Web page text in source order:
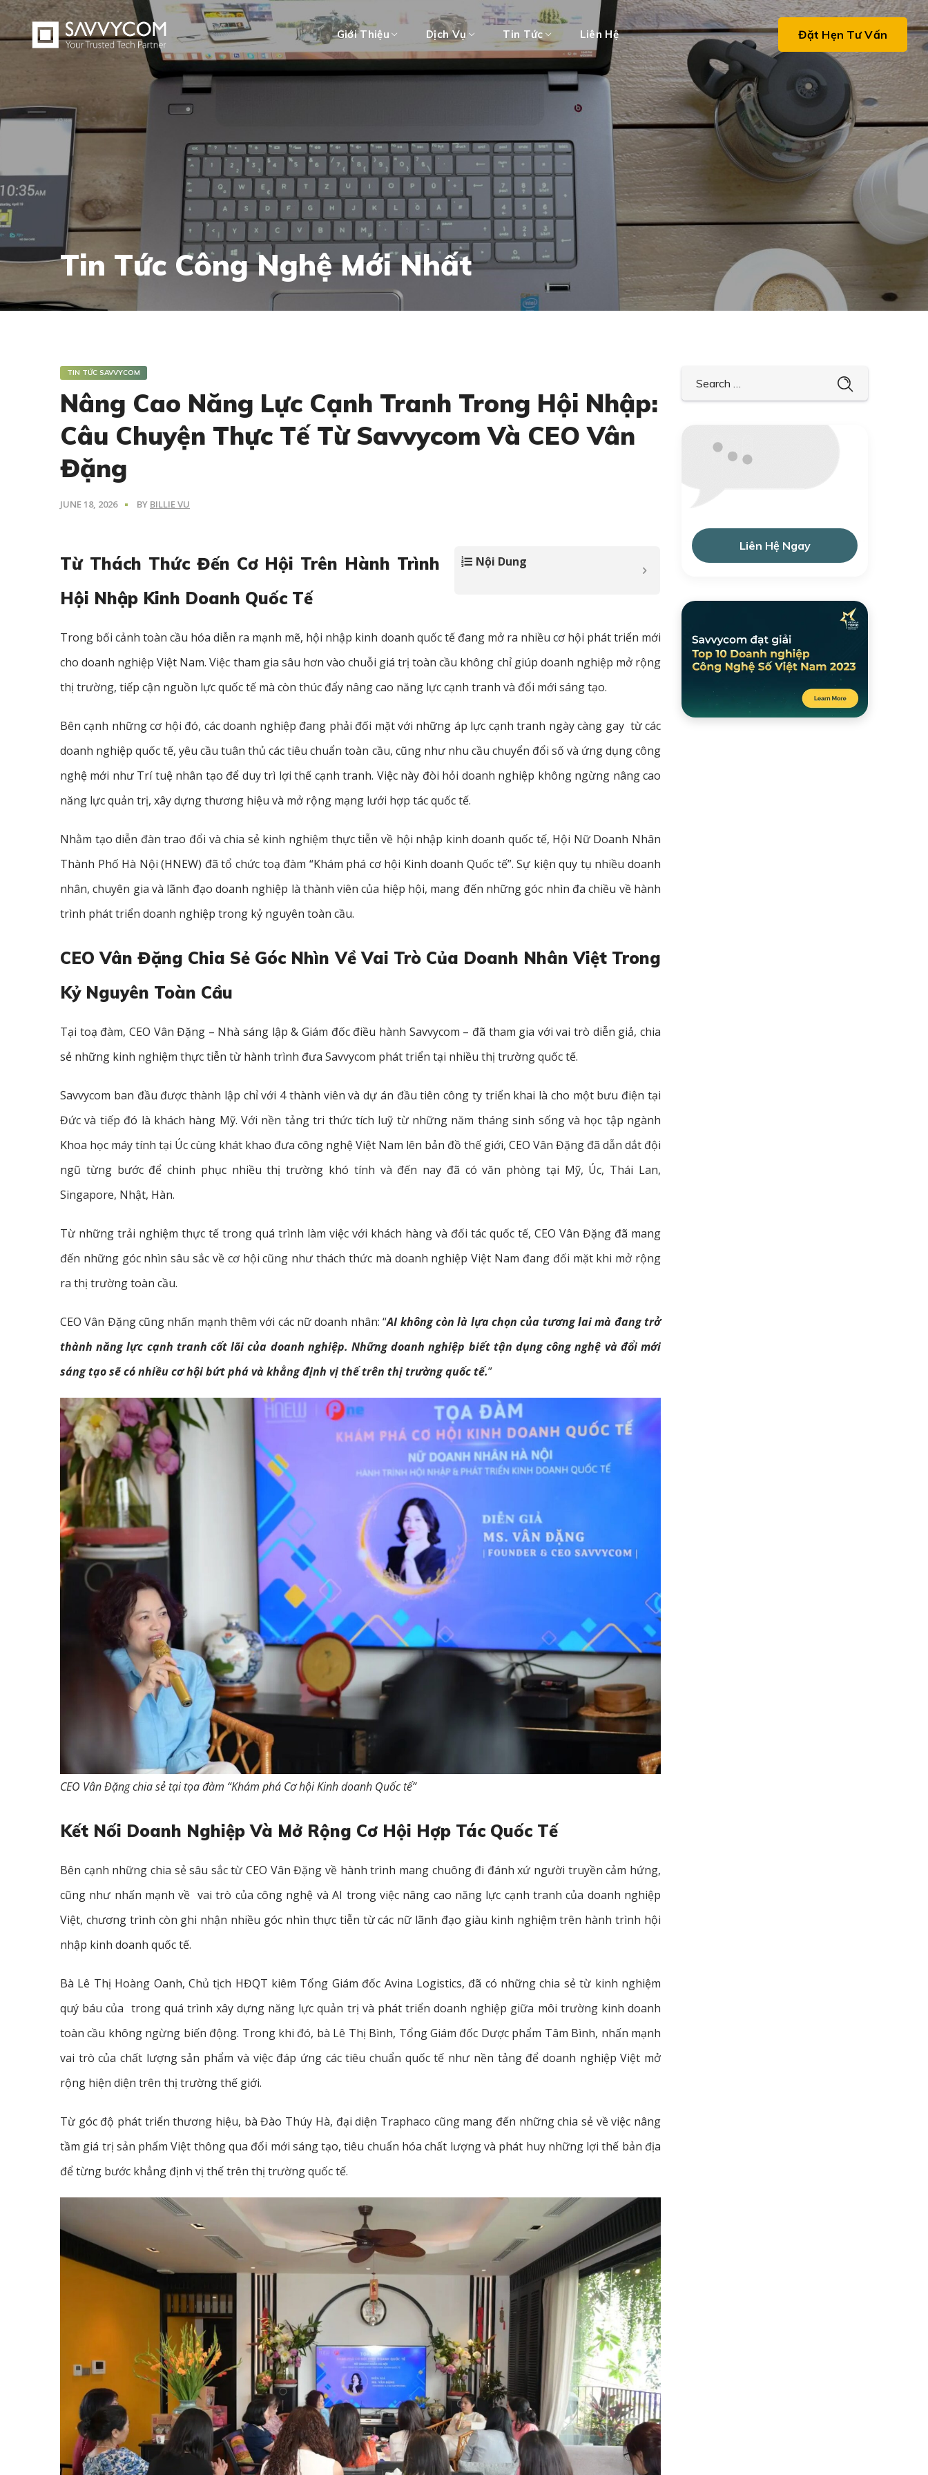
Giới Thiệu Dịch Vụ Tin Tức Liên Hệ Đặt Hẹn Tư Vấn
Tin Tức Công Nghệ Mới Nhất
TIN TỨC SAVVYCOM
Nâng Cao Năng Lực Cạnh Tranh Trong Hội Nhập:
Câu Chuyện Thực Tế Từ Savvycom Và CEO Vân
Đặng
JUNE 18, 2026 BY BILLIE VU
Nội Dung
Từ Thách Thức Đến Cơ Hội Trên Hành Trình
Hội Nhập Kinh Doanh Quốc Tế
Trong bối cảnh toàn cầu hóa diễn ra mạnh mẽ, hội nhập kinh doanh quốc tế đang mở ra nhiều cơ hội phát triển mới
cho doanh nghiệp Việt Nam. Việc tham gia sâu hơn vào chuỗi giá trị toàn cầu không chỉ giúp doanh nghiệp mở rộng
thị trường, tiếp cận nguồn lực quốc tế mà còn thúc đẩy nâng cao năng lực cạnh tranh và đổi mới sáng tạo.
Bên cạnh những cơ hội đó, các doanh nghiệp đang phải đối mặt với những áp lực cạnh tranh ngày càng gay từ các
doanh nghiệp quốc tế, yêu cầu tuân thủ các tiêu chuẩn toàn cầu, cũng như nhu cầu chuyển đổi số và ứng dụng công
nghệ mới như Trí tuệ nhân tạo để duy trì lợi thế cạnh tranh. Việc này đòi hỏi doanh nghiệp không ngừng nâng cao
năng lực quản trị, xây dựng thương hiệu và mở rộng mạng lưới hợp tác quốc tế.
Nhằm tạo diễn đàn trao đổi và chia sẻ kinh nghiệm thực tiễn về hội nhập kinh doanh quốc tế, Hội Nữ Doanh Nhân
Thành Phố Hà Nội (HNEW) đã tổ chức toạ đàm “Khám phá cơ hội Kinh doanh Quốc tế”. Sự kiện quy tụ nhiều doanh
nhân, chuyên gia và lãnh đạo doanh nghiệp là thành viên của hiệp hội, mang đến những góc nhìn đa chiều về hành
trình phát triển doanh nghiệp trong kỷ nguyên toàn cầu.
CEO Vân Đặng Chia Sẻ Góc Nhìn Về Vai Trò Của Doanh Nhân Việt Trong
Kỷ Nguyên Toàn Cầu
Tại toạ đàm, CEO Vân Đặng – Nhà sáng lập & Giám đốc điều hành Savvycom – đã tham gia với vai trò diễn giả, chia
sẻ những kinh nghiệm thực tiễn từ hành trình đưa Savvycom phát triển tại nhiều thị trường quốc tế.
Savvycom ban đầu được thành lập chỉ với 4 thành viên và dự án đầu tiên công ty triển khai là cho một bưu điện tại
Đức và tiếp đó là khách hàng Mỹ. Với nền tảng tri thức tích luỹ từ những năm tháng sinh sống và học tập ngành
Khoa học máy tính tại Úc cùng khát khao đưa công nghệ Việt Nam lên bản đồ thế giới, CEO Vân Đặng đã dẫn dắt đội
ngũ từng bước để chinh phục nhiều thị trường khó tính và đến nay đã có văn phòng tại Mỹ, Úc, Thái Lan,
Singapore, Nhật, Hàn.
Từ những trải nghiệm thực tế trong quá trình làm việc với khách hàng và đối tác quốc tế, CEO Vân Đặng đã mang
đến những góc nhìn sâu sắc về cơ hội cũng như thách thức mà doanh nghiệp Việt Nam đang đối mặt khi mở rộng
ra thị trường toàn cầu.
CEO Vân Đặng cũng nhấn mạnh thêm với các nữ doanh nhân: “AI không còn là lựa chọn của tương lai mà đang trở
thành năng lực cạnh tranh cốt lõi của doanh nghiệp. Những doanh nghiệp biết tận dụng công nghệ và đổi mới
sáng tạo sẽ có nhiều cơ hội bứt phá và khẳng định vị thế trên thị trường quốc tế.”
CEO Vân Đặng chia sẻ tại tọa đàm “Khám phá Cơ hội Kinh doanh Quốc tế”
Kết Nối Doanh Nghiệp Và Mở Rộng Cơ Hội Hợp Tác Quốc Tế
Bên cạnh những chia sẻ sâu sắc từ CEO Vân Đặng về hành trình mang chuông đi đánh xứ người truyền cảm hứng,
cũng như nhấn mạnh về vai trò của công nghệ và AI trong việc nâng cao năng lực cạnh tranh của doanh nghiệp
Việt, chương trình còn ghi nhận nhiều góc nhìn thực tiễn từ các nữ lãnh đạo giàu kinh nghiệm trên hành trình hội
nhập kinh doanh quốc tế.
Bà Lê Thị Hoàng Oanh, Chủ tịch HĐQT kiêm Tổng Giám đốc Avina Logistics, đã có những chia sẻ từ kinh nghiệm
quý báu của trong quá trình xây dựng năng lực quản trị và phát triển doanh nghiệp giữa môi trường kinh doanh
toàn cầu không ngừng biến động. Trong khi đó, bà Lê Thị Bình, Tổng Giám đốc Dược phẩm Tâm Bình, nhấn mạnh
vai trò của chất lượng sản phẩm và việc đáp ứng các tiêu chuẩn quốc tế như nền tảng để doanh nghiệp Việt mở
rộng hiện diện trên thị trường thế giới.
Từ góc độ phát triển thương hiệu, bà Đào Thúy Hà, đại diện Traphaco cũng mang đến những chia sẻ về việc nâng
tầm giá trị sản phẩm Việt thông qua đổi mới sáng tạo, tiêu chuẩn hóa chất lượng và phát huy những lợi thế bản địa
để từng bước khẳng định vị thế trên thị trường quốc tế.
Liên Hệ Ngay